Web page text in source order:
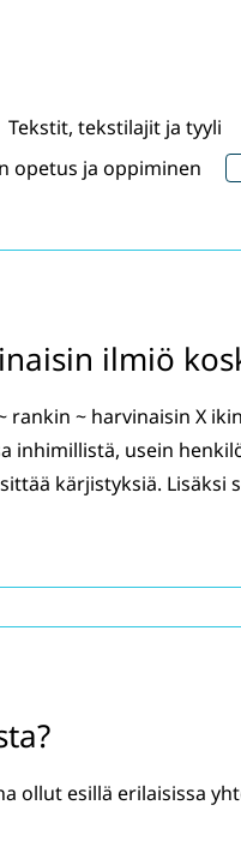
Tekstit, tekstilajit ja tyyli
opetus ja oppiminen
ilmiö
rankin ~ harvinaisin X
inhimillistä, usein
kärjistyksiä. Lisäksi
ollut esillä erilaisissa